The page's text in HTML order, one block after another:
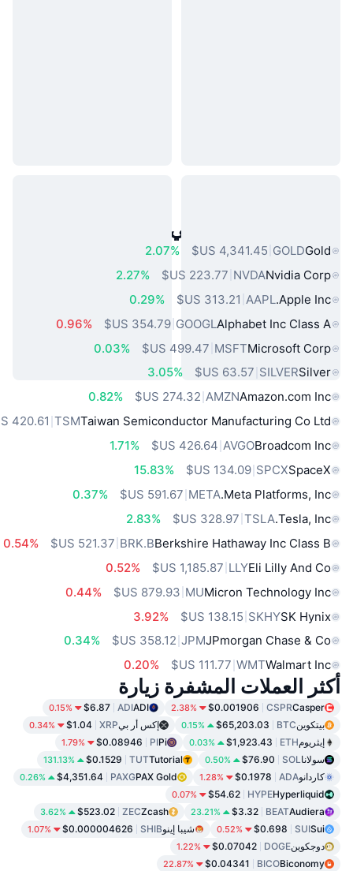
أصول العالم الحقيقي الشائعة
Gold
GOLD
2.07%
Nvidia Corp
NVDA
2.27%
Apple Inc.
AAPL
0.29%
Alphabet Inc Class A
GOOGL
‏354.79 US$
0.96%
Microsoft Corp
MSFT
0.03%
Silver
SILVER
3.05%
Amazon.com Inc
AMZN
0.82%
Taiwan Semiconductor Manufacturing Co Ltd
TSM
Broadcom Inc
AVGO
1.71%
SpaceX
SPCX
‏134.09 US$
15.83%
Meta Platforms, Inc.
META
0.37%
Tesla, Inc.
TSLA
2.83%
Berkshire Hathaway Inc Class B
BRK.B
0.54%
Eli Lilly And Co
LLY
0.52%
Micron Technology Inc
MU
0.44%
SK Hynix
SKHY
3.92%
JPmorgan Chase & Co
JPM
0.34%
Walmart Inc
WMT
0.20%
أكثر العملات المشفرة زيارة
Casper
CSPR
$0.001906
2.38%
ADI
ADI
$6.87
0.15%
بيتكوينBTC
$65,203.03
0.15% إكس أر بيXRP
$1.04
0.34%
إيثريومETH
$1,923.43
0.03%
Pi
PI
$0.08946
1.79%
سولاناSOL
$76.90
0.50%
Tutorial
TUT
$0.1529
131.13%
كاردانوADA
$0.1978
1.28%
PAX Gold
PAXG
$4,351.64
0.26%
Hyperliquid
HYPE
$54.62
0.07%
Audiera
BEAT
$3.32
23.21%
Zcash
ZEC
$523.02
3.62%
Sui
SUI
$0.698
0.52% شيبا إينوSHIB
$0.000004626
1.07%
دوجكوينDOGE
$0.07042
1.22%
Biconomy
BICO
$0.04341
22.87%